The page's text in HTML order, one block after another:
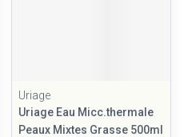
Uriage
Uriage Eau Micc.thermale
Peaux Mixtes Grasse 500ml